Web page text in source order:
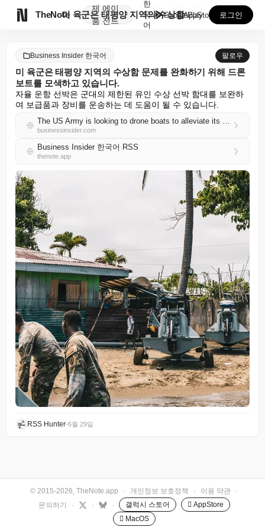
TheNote
제
품
에이
전트
미 육군은 태평양 지역의 수상함 문제를 완화하기 위해 ...
한
국
어
GooglePlay
AppStore 로그인
Business Insider 한국어 팔로우
미 육군은 태평양 지역의 수상함 문제를 완화하기 위해 드론
보트를 모색하고 있습니다.
자율 운항 선박은 군대의 제한된 유인 수상 선박 함대를 보완하
여 보급품과 장비를 운송하는 데 도움이 될 수 있습니다.
The US Army is looking to drone boats to alleviate its watercraft problems in the Pacific
businessinsider.com
Business Insider 한국어 RSS
thenote.app
RSS Hunter•6월 29일
© 2015-2026, TheNote.app · 개인정보 보호정책 · 이용 약관
·
문의하기
· · · 갤럭시 스토어
 AppStore
 MacOS